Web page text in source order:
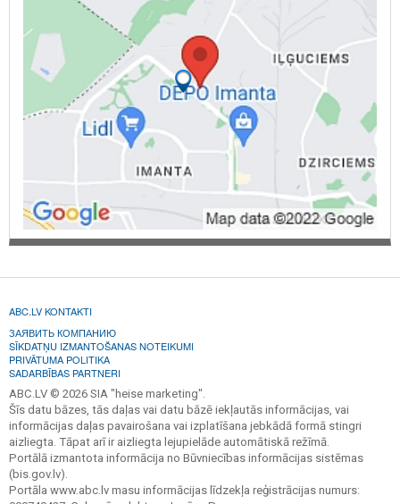
ABC.LV KONTAKTI
ЗАЯВИТЬ КОМПАНИЮ
SĪKDATŅU IZMANTOŠANAS NOTEIKUMI
PRIVĀTUMA POLITIKA
SADARBĪBAS PARTNERI
ABC.LV © 2026 SIA "heise marketing".
Šīs datu bāzes, tās daļas vai datu bāzē iekļautās informācijas, vai
informācijas daļas pavairošana vai izplatīšana jebkādā formā stingri
aizliegta. Tāpat arī ir aizliegta lejupielāde automātiskā režīmā.
Portālā izmantota informācija no Būvniecības informācijas sistēmas
(bis.gov.lv).
Portāla www.abc.lv masu informācijas līdzekļa reģistrācijas numurs: